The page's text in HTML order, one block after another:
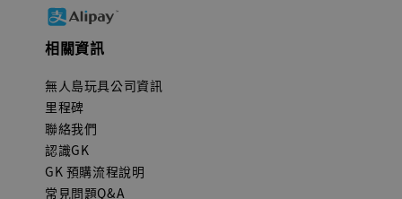
相關資訊
無人島玩具公司資訊
里程碑
聯絡我們
認識GK
GK 預購流程說明
常見問題Q&A